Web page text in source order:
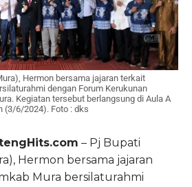
Hermon bersama jajaran terkait
dengan Forum Kerukunan
Kegiatan tersebut berlangsung di Aula A
(3/6/2024). Foto : dks
– Pj Bupati
Hermon bersama jajaran
Mura bersilaturahmi